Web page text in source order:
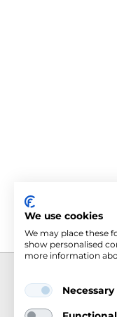
We use cookies
We may place these
show personalised
more information
Necessary